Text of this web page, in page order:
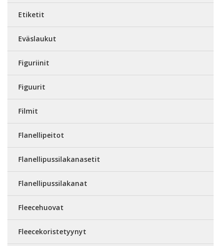
Etiketit
Eväslaukut
Figuriinit
Figuurit
Filmit
Flanellipeitot
Flanellipussilakanasetit
Flanellipussilakanat
Fleecehuovat
Fleecekoristetyynyt